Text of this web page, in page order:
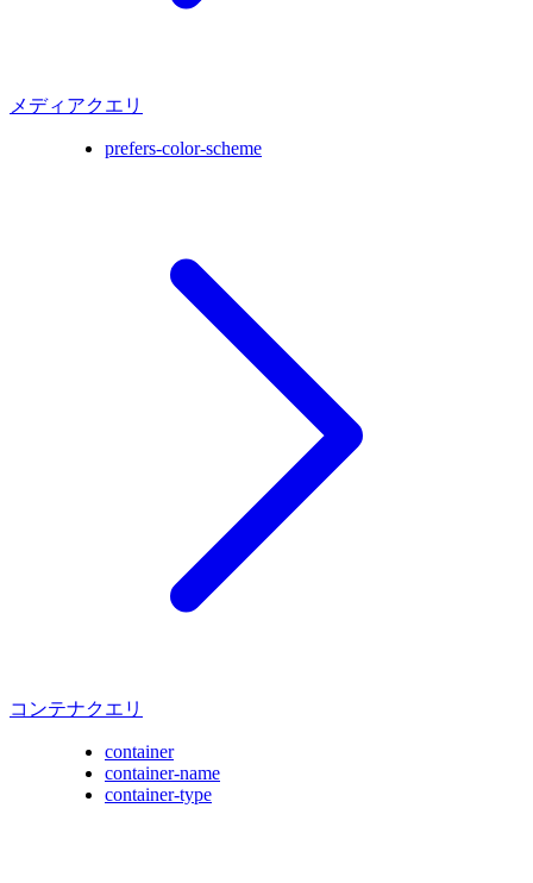
メディアクエリ
prefers-color-scheme
コンテナクエリ
container
container-name
container-type